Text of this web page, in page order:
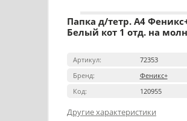
Папка д/тетр. А4
Белый кот 1 отд. на
Артикул:
72353
Бренд:
Феникс+
Код:
120955
Другие характеристики